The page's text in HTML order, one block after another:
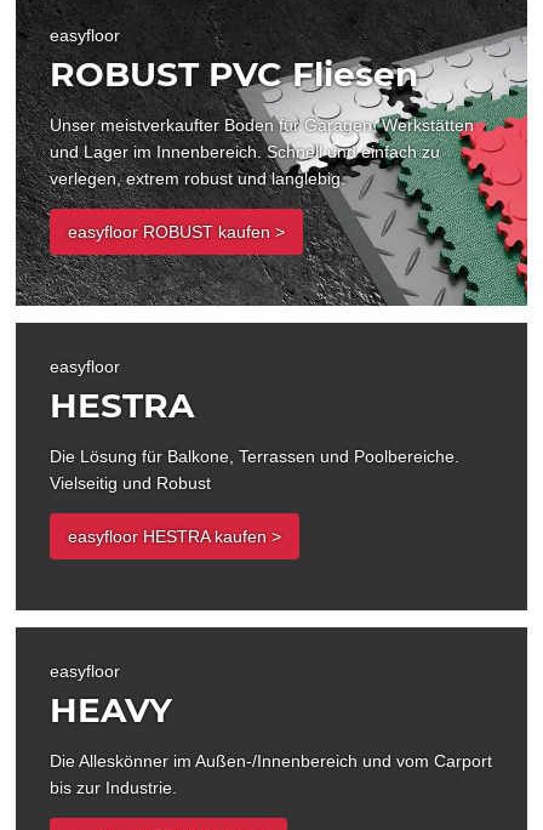
easyfloor
ROBUST PVC Fliesen
Unser meistverkaufter Boden für Garagen, Werkstätten
und Lager im Innenbereich. Schnell und einfach zu
verlegen, extrem robust und langlebig.
easyfloor ROBUST kaufen >
easyfloor
HESTRA
Die Lösung für Balkone, Terrassen und Poolbereiche.
Vielseitig und Robust
easyfloor HESTRA kaufen >
easyfloor
HEAVY
Die Alleskönner im Außen-/Innenbereich und vom Carport
bis zur Industrie.